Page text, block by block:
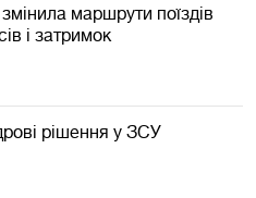
маршрути поїздів
і затримок
рішення у ЗСУ